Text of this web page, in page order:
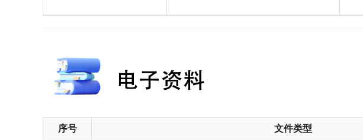
序号 文件类型